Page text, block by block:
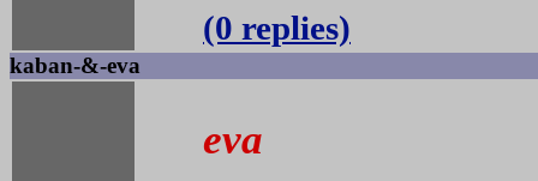
(0 replies)
kaban-&-eva
eva